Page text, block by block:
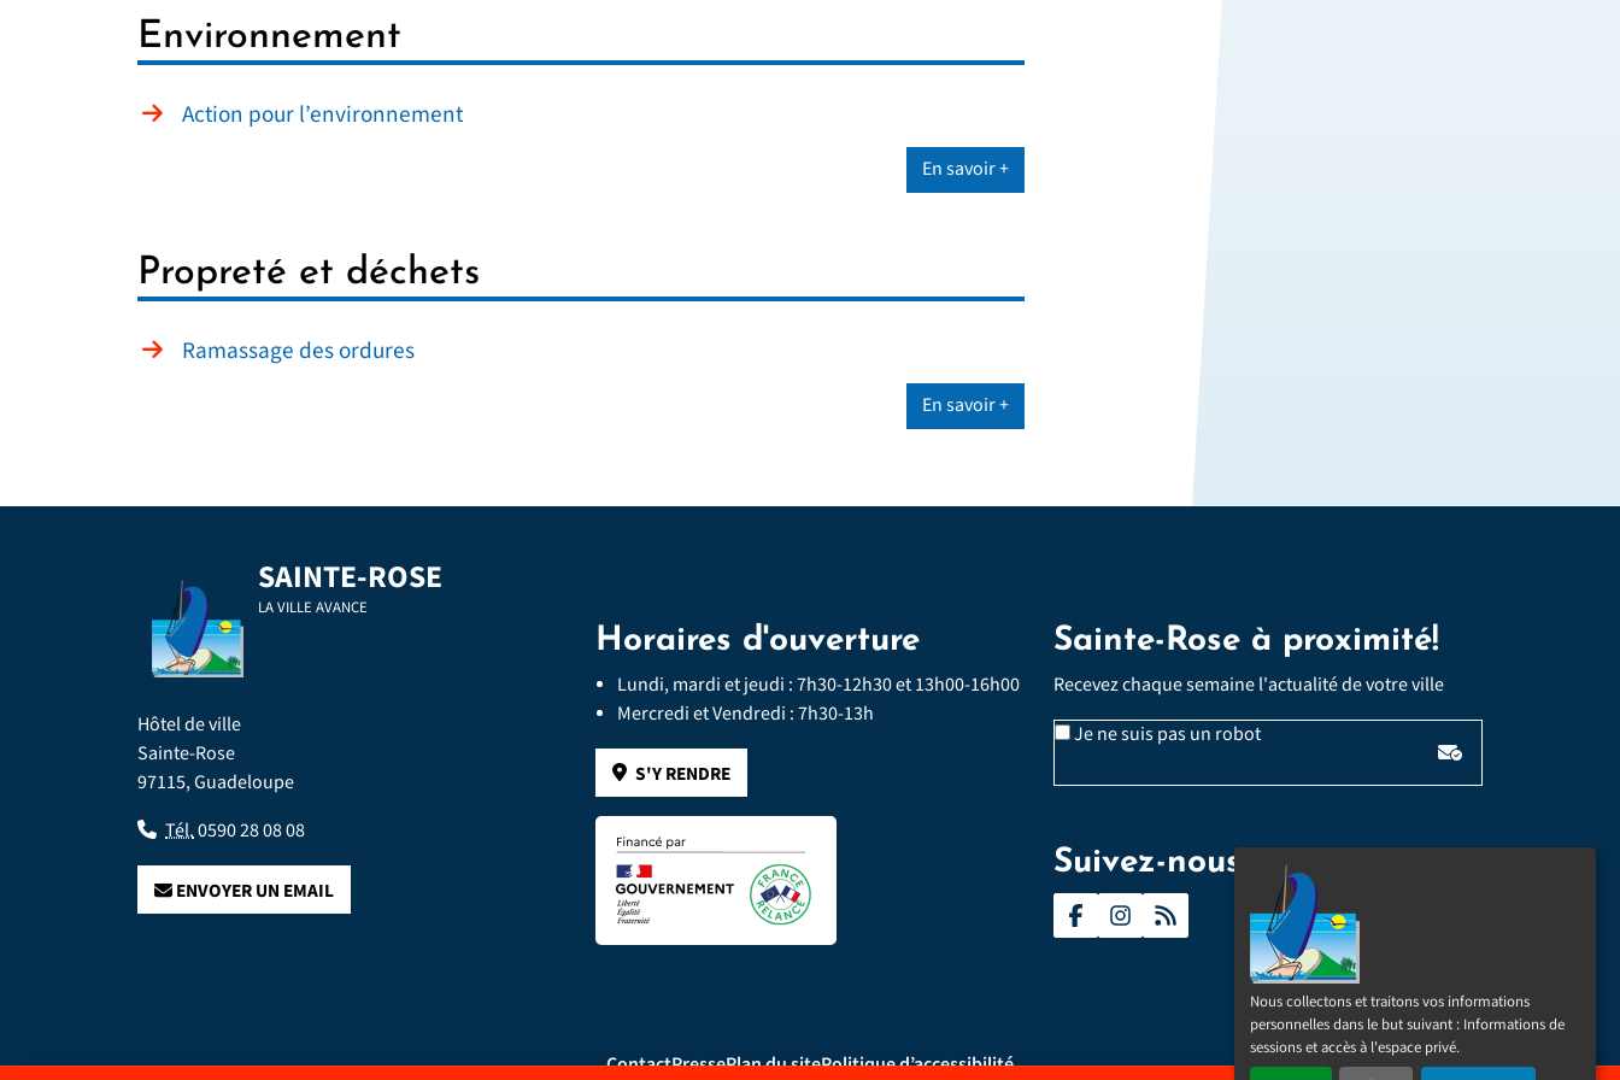
Nous collectons et traitons vos informations
personnelles dans le but suivant : Informations de
sessions et accès à l'espace privé.
Environnement
Action pour l’environnement
En savoir +
Propreté et déchets
Ramassage des ordures
En savoir +
SAINTE-ROSE
LA VILLE AVANCE
Hôtel de ville
Sainte-Rose
97115, Guadeloupe
Tél.0590 28 08 08
ENVOYER UN EMAIL
Horaires d'ouverture
Lundi, mardi et jeudi : 7h30-12h30 et 13h00-16h00
Mercredi et Vendredi : 7h30-13h
S'Y RENDRE
Sainte-Rose à proximité!
Recevez chaque semaine l'actualité de votre ville
Je ne suis pas un robotVeuillez laisser ce champ vide :
Email
Suivez-nous
ContactPressePlan du sitePolitique d’accessibilité